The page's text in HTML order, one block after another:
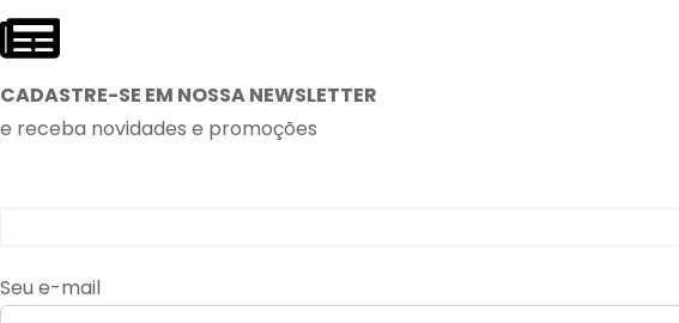
CADASTRE-SE EM NOSSA NEWSLETTER
e receba novidades e promoções
Seu e-mail